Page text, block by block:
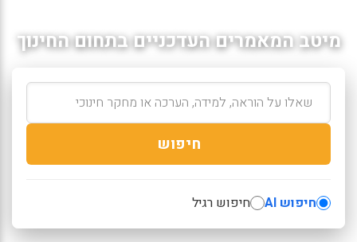
מיטב המאמרים העדכניים בתחום החינוך
חיפוש
חיפוש AI חיפוש רגיל